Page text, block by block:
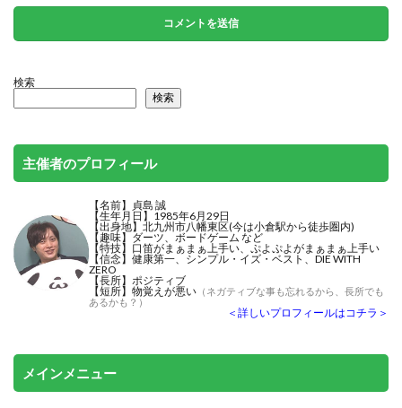
検索
検索
主催者のプロフィール
【名前】貞島 誠
【生年月日】1985年6月29日
【出身地】北九州市八幡東区(今は小倉駅から徒歩圏内)
【趣味】ダーツ、ボードゲーム など
【特技】 口笛がまぁまぁ上手い、ぷよぷよがまぁまぁ上手い
【信念】健康第一、シンプル・イズ・ベスト、DIE WITH
ZERO
【長所】ポジティブ
【短所】物覚えが悪い （ネガティブな事も忘れるから、長所でも
あるかも？）
＜詳しいプロフィールはコチラ＞
メインメニュー